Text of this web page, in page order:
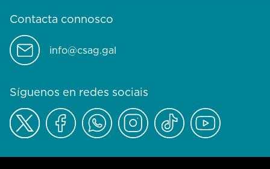
Contacta connosco
info@csag.gal
Síguenos en redes sociais